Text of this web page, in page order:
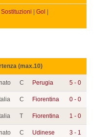
Sostituzioni Gol
(max.10)
C Perugia 5 - 0
C Fiorentina 0 - 0
T Fiorentina 1 - 0
C Udinese 3 - 1